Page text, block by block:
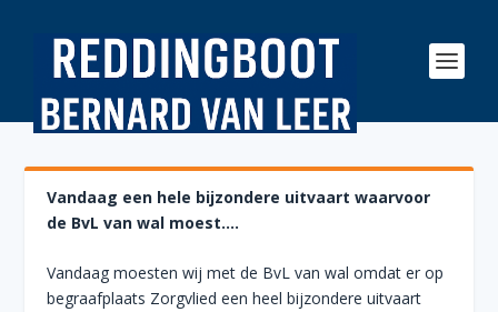
Vandaag een hele bijzondere uitvaart waarvoor
de BvL van wal moest….
Vandaag moesten wij met de BvL van wal omdat er op
begraafplaats Zorgvlied een heel bijzondere uitvaart